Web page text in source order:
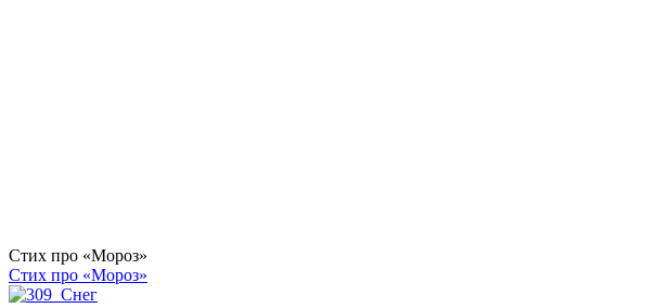
Стих про «Мороз»
Стих про «Мороз»